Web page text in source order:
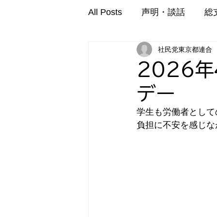
All Posts 声明・談話 総
2026年
デー
社民党東京都連合
学生も労働者とし
負担に不安を感じ